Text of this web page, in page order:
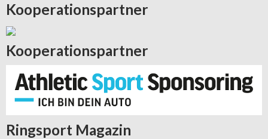
Kooperationspartner
Kooperationspartner
Ringsport Magazin